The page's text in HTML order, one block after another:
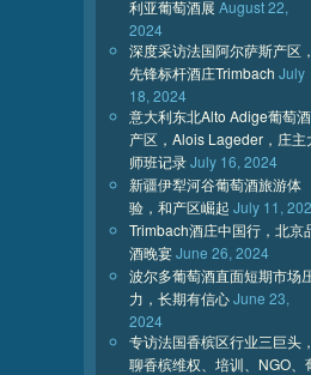
利亚葡萄酒展 August 22,
2024
深度采访法国阿尔萨斯产区，
先锋标杆酒庄Trimbach July
18, 2024
意大利东北Alto Adige葡萄酒
产区，Alois Lageder，庄主
师班记录July 16, 2024
新疆伊犁河谷葡萄酒旅游体
验，和产区崛起 July 11,
Trimbach酒庄中国行，北京
酒晚宴June 26, 2024
波尔多葡萄酒直面短期市场
力，长期有信心June 23,
2024
专访法国香槟区行业三巨头，
聊香槟维权、培训、NGO、